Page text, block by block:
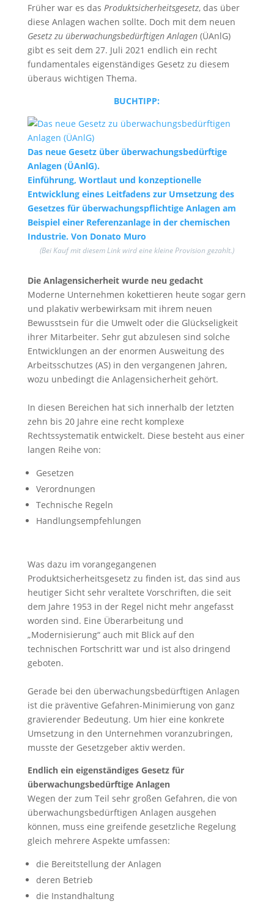
Früher war es das Produktsicherheitsgesetz, das über
diese Anlagen wachen sollte. Doch mit dem neuen
Gesetz zu überwachungsbedürftigen Anlagen(ÜAnlG)
gibt es seit dem 27. Juli 2021 endlich ein recht
fundamentales eigenständiges Gesetz zu diesem
überaus wichtigen Thema.
BUCHTIPP:
Das neue Gesetz über überwachungsbedürftige
Anlagen (ÜAnlG).
Einführung, Wortlaut und konzeptionelle
Entwicklung eines Leitfadens zur Umsetzung des
Gesetzes für überwachungspflichtige Anlagen am
Beispiel einer Referenzanlage in der chemischen
Industrie. Von Donato Muro
(Bei Kauf mit diesem Link wird eine kleine Provision gezahlt.)
Die Anlagensicherheit wurde neu gedacht
Moderne Unternehmen kokettieren heute sogar gern
und plakativ werbewirksam mit ihrem neuen
Bewusstsein für die Umwelt oder die Glückseligkeit
ihrer Mitarbeiter. Sehr gut abzulesen sind solche
Entwicklungen an der enormen Ausweitung des
Arbeitsschutzes (AS) in den vergangenen Jahren,
wozu unbedingt die Anlagensicherheit gehört.
In diesen Bereichen hat sich innerhalb der letzten
zehn bis 20 Jahre eine recht komplexe
Rechtssystematik entwickelt. Diese besteht aus einer
langen Reihe von:
Gesetzen
Verordnungen
Technische Regeln
Handlungsempfehlungen
Was dazu im vorangegangenen
Produktsicherheitsgesetz zu finden ist, das sind aus
heutiger Sicht sehr veraltete Vorschriften, die seit
dem Jahre 1953 in der Regel nicht mehr angefasst
worden sind. Eine Überarbeitung und
„Modernisierung“ auch mit Blick auf den
technischen Fortschritt war und ist also dringend
geboten.
Gerade bei den überwachungsbedürftigen Anlagen
ist die präventive Gefahren-Minimierung von ganz
gravierender Bedeutung. Um hier eine konkrete
Umsetzung in den Unternehmen voranzubringen,
musste der Gesetzgeber aktiv werden.
Endlich ein eigenständiges Gesetz für
überwachungsbedürftige Anlagen
Wegen der zum Teil sehr großen Gefahren, die von
überwachungsbedürftigen Anlagen ausgehen
können, muss eine greifende gesetzliche Regelung
gleich mehrere Aspekte umfassen:
die Bereitstellung der Anlagen
deren Betrieb
die Instandhaltung